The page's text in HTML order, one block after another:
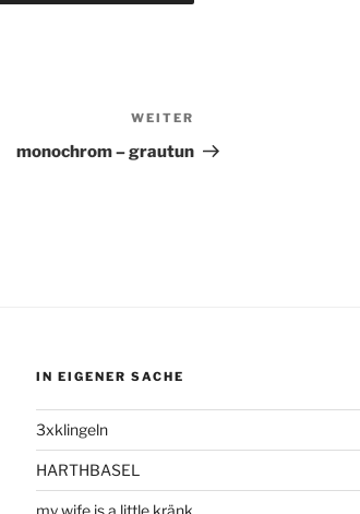
Beitrag
WEITER
monochrom – grautun
IN EIGENER SACHE
3xklingeln
HARTHBASEL